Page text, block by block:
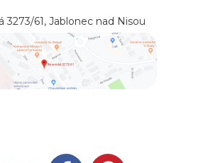
3273/61, Jablonec nad Nisou